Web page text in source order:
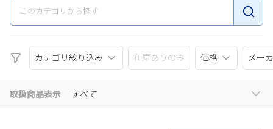
カテゴリ絞り込み 在庫ありのみ 価格 メー
取扱商品表示 すべて